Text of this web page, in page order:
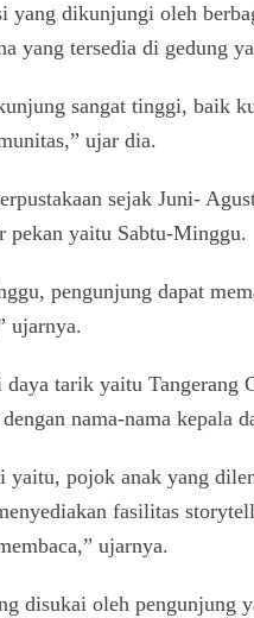
yang dikunjungi oleh
yang tersedia di gedung
sangat tinggi, baik
ujar dia.
sejak Juni-
pekan yaitu Sabtu-Minggu.
pengunjung dapat
ujarnya.
tarik yaitu Tangerang
nama-nama kepala
pojok anak yang
fasilitas
ujarnya.
disukai oleh pengunjung